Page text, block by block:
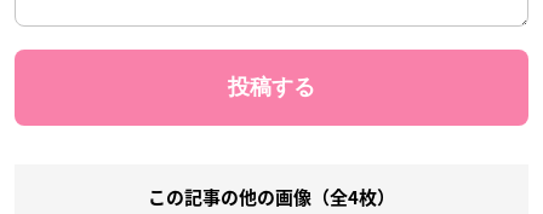
この記事の他の画像（全4枚）